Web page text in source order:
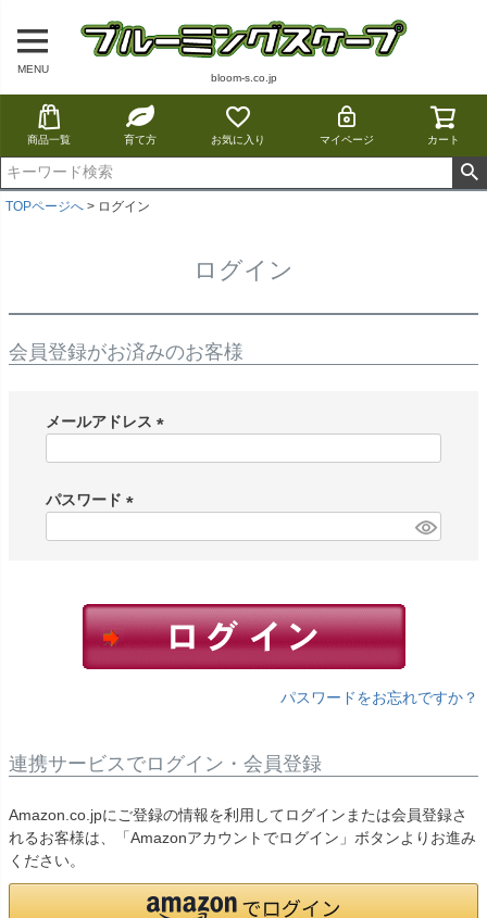
MENU
bloom-s.co.jp
商品一覧 育て方 お気に入り マイページ カート
TOPページへ ログイン
ログイン
会員登録がお済みのお客様
メールアドレス
)
パスワード
パスワードをお忘れですか？
連携サービスでログイン・会員登録
Amazon.co.jpにご登録の情報を利用してログインまたは会員登録さ
れるお客様は、「Amazonアカウントでログイン」ボタンよりお進み
ください。